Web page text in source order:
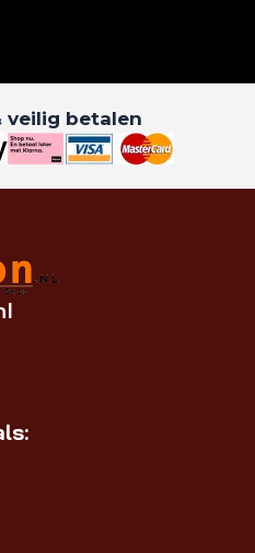
veilig betalen